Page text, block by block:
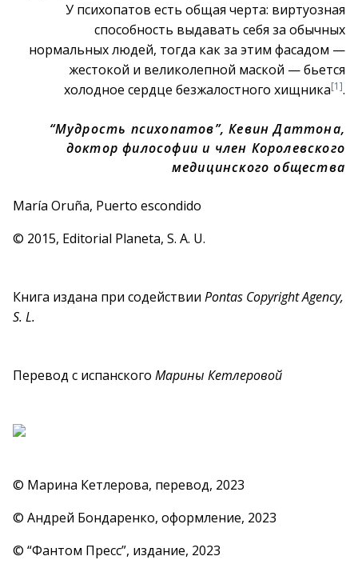
У психопатов есть общая черта: виртуозная
способность выдавать себя за обычных
нормальных людей, тогда как за этим фасадом —
жестокой и великолепной маской — бьется
холодное сердце безжалостного хищника[1].
“Мудрость психопатов”, Кевин Даттона,
доктор философии и член Королевского
медицинского общества
María Oruña, Puerto escondido
© 2015, Editorial Planeta, S. A. U.
Книга издана при содействии Pontas Copyright Agency,
S. L.
Перевод с испанского Марины Кетлеровой
© Марина Кетлерова, перевод, 2023
© Андрей Бондаренко, оформление, 2023
© “Фантом Пресс”, издание, 2023